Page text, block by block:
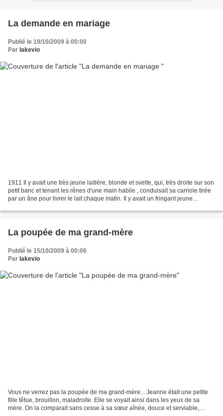
La demande en mariage
Publié le 19/10/2009 à 00:00
Par lakevio
1911 Il y avait une très jeune laitière, blonde et svelte, qui, très droite sur son
petit banc et tenant les rênes d'une main habile , conduisait sa carriole tirée
par un âne pour livrer le lait chaque matin. Il y avait un fringant jeune
La poupée de ma grand-mère
Publié le 15/10/2009 à 00:06
Par lakevio
Vous ne verrez pas la poupée de ma grand-mère... Jeanne était une petite
fille têtue, brouillon, maladroite. Elle se voyait ainsi dans les yeux de sa
mère. On la comparait sans cesse à sa sœur aînée, douce et serviable,